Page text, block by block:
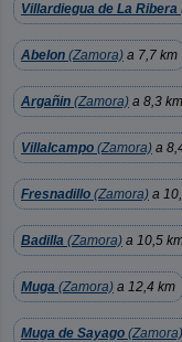
Villardiegua de La Ribera
Abelon (Zamora) a 7,7 km
Argañin (Zamora) a 8,3 km
Villalcampo (Zamora) a
Fresnadillo (Zamora) a
Badilla (Zamora) a 10,5
Muga (Zamora) a 12,4 km
Muga de Sayago (Zamora)